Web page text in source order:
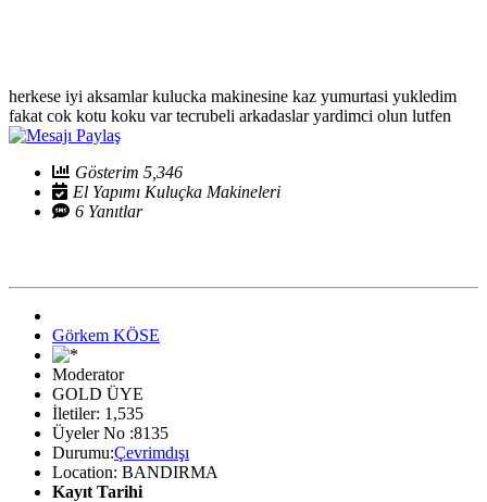
herkese iyi aksamlar kulucka makinesine kaz yumurtasi yukledim
fakat cok kotu koku var tecrubeli arkadaslar yardimci olun lutfen
Gösterim 5,346
El Yapımı Kuluçka Makineleri
6 Yanıtlar
Görkem KÖSE
Moderator
GOLD ÜYE
İletiler: 1,535
Üyeler No :8135
Durumu:Çevrimdışı
Location: BANDIRMA
Kayıt Tarihi